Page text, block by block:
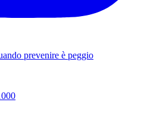
prevenire è peggio